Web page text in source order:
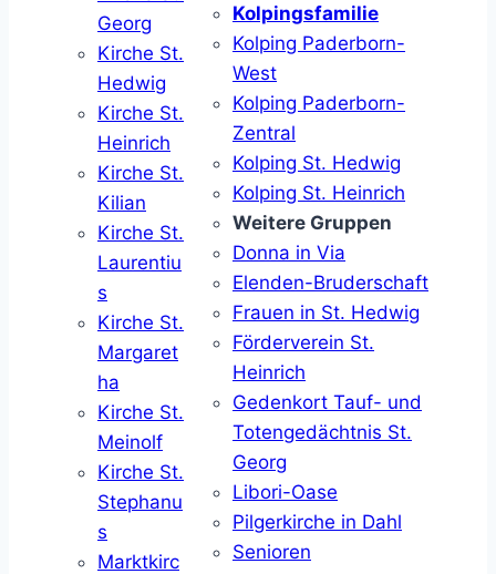
Georg
Kirche St.
Hedwig
Kirche St.
Heinrich
Kirche St.
Kilian
Kirche St.
Laurentiu
s
Kirche St.
Margaret
ha
Kirche St.
Meinolf
Kirche St.
Stephanu
s
Marktkirc
Kolpingsfamilie
Kolping Paderborn-
West
Kolping Paderborn-
Zentral
Kolping St. Hedwig
Kolping St. Heinrich
Weitere Gruppen
Donna in Via
Elenden-Bruderschaft
Frauen in St. Hedwig
Förderverein St.
Heinrich
Gedenkort Tauf- und
Totengedächtnis St.
Georg
Libori-Oase
Pilgerkirche in Dahl
Senioren